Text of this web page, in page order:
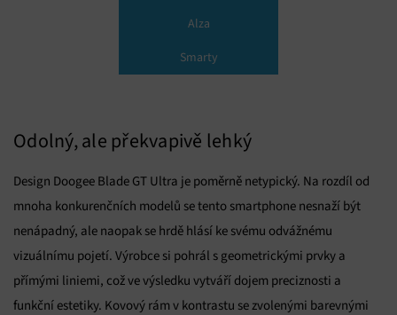
Alza
Smarty
Odolný, ale překvapivě lehký
Design Doogee Blade GT Ultra je poměrně netypický. Na rozdíl od
mnoha konkurenčních modelů se tento smartphone nesnaží být
nenápadný, ale naopak se hrdě hlásí ke svému odvážnému
vizuálnímu pojetí. Výrobce si pohrál s geometrickými prvky a
přímými liniemi, což ve výsledku vytváří dojem preciznosti a
funkční estetiky. Kovový rám v kontrastu se zvolenými barevnými